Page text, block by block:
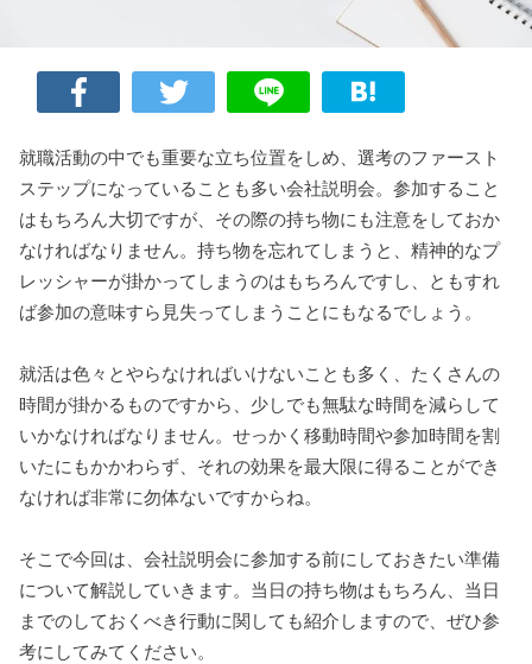
就職活動の中でも重要な立ち位置をしめ、選考のファースト
ステップになっていることも多い会社説明会。参加すること
はもちろん大切ですが、その際の持ち物にも注意をしておか
なければなりません。持ち物を忘れてしまうと、精神的なプ
レッシャーが掛かってしまうのはもちろんですし、ともすれ
ば参加の意味すら見失ってしまうことにもなるでしょう。
就活は色々とやらなければいけないことも多く、たくさんの
時間が掛かるものですから、少しでも無駄な時間を減らして
いかなければなりません。せっかく移動時間や参加時間を割
いたにもかかわらず、それの効果を最大限に得ることができ
なければ非常に勿体ないですからね。
そこで今回は、会社説明会に参加する前にしておきたい準備
について解説していきます。当日の持ち物はもちろん、当日
までのしておくべき行動に関しても紹介しますので、ぜひ参
考にしてみてください。